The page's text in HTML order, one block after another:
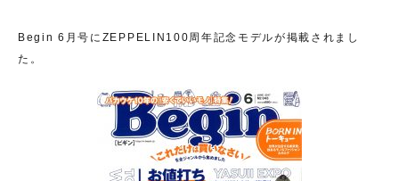
Begin 6月号にZEPPELIN100周年記念モデルが掲載されまし
た。